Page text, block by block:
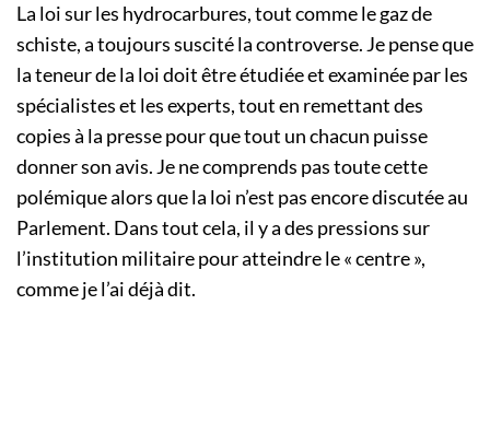
La loi sur les hydrocarbures, tout comme le gaz de
schiste, a toujours suscité la controverse. Je pense que
la teneur de la loi doit être étudiée et examinée par les
spécialistes et les experts, tout en remettant des
copies à la presse pour que tout un chacun puisse
donner son avis. Je ne comprends pas toute cette
polémique alors que la loi n’est pas encore discutée au
Parlement. Dans tout cela, il y a des pressions sur
l’institution militaire pour atteindre le « centre »,
comme je l’ai déjà dit.